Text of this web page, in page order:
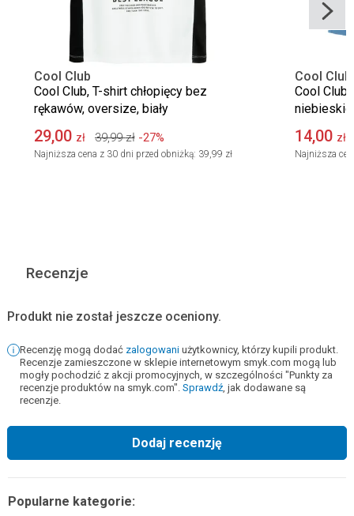
Cool Club
Cool Club, T-shirt chłopięcy bez
rękawów, oversize, biały
29,00 zł 39,99 zł -27%
Najniższa cena z 30 dni przed obniżką: 39,99 zł
Cool Club
Cool Club,
niebieskie
14,00 zł
Najniższa
Recenzje
Produkt nie został jeszcze oceniony.
Recenzję mogą dodać zalogowani użytkownicy, którzy kupili produkt.
Recenzje zamieszczone w sklepie internetowym smyk.com mogą lub
mogły pochodzić z akcji promocyjnych, w szczególności "Punkty za
recenzje produktów na smyk.com". Sprawdź, jak dodawane są
recenzje.
Dodaj recenzję
Popularne kategorie: